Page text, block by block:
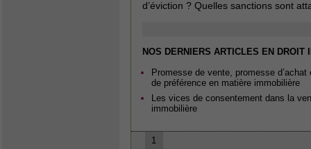
d’éviction ? Quelles sanctions sont
NOS DERNIERS ARTICLES EN
Promesse de vente, promesse d’achat
de préférence en matière immobilière
Les vices de consentement dans la
immobilière
1